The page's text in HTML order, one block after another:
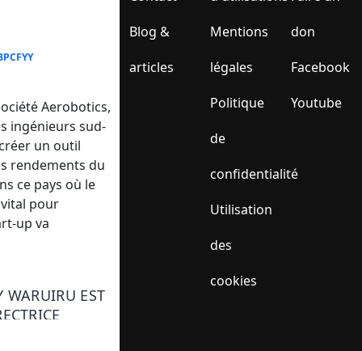
Aerobotics,
ingénieurs sud-
un outil
rendements du
ce pays où le
pour
up va
WARUIRU EST
Blog &
articles
Mentions
légales
Politique
de
confidentialité
Utilisation
des
cookies
don
Facebook
Youtube